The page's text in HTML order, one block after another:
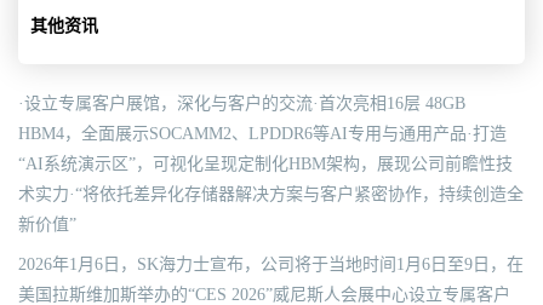
其他资讯
·设立专属客户展馆，深化与客户的交流·首次亮相16层 48GB
HBM4，全面展示SOCAMM2、LPDDR6等AI专用与通用产品·打造
“AI系统演示区”，可视化呈现定制化HBM架构，展现公司前瞻性技
术实力·“将依托差异化存储器解决方案与客户紧密协作，持续创造全
新价值”
2026年1月6日，SK海力士宣布，公司将于当地时间1月6日至9日，在
美国拉斯维加斯举办的“CES 2026”威尼斯人会展中心设立专属客户